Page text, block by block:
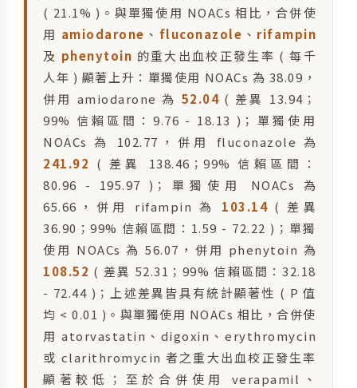
( 21.1% )。與單獨使用 NOACs 相比，合併使
用 amiodarone 、 fluconazole 、 rifampin
及 phenytoin 的重大出血校正發生率 ( 每千
人年 ) 顯著上升：單獨使用 NOACs 為 38.09，
併用 amiodarone 為 52.04 ( 差異 13.94；
99% 信賴區間：9.76 - 18.13 )；單獨使用
NOACs 為 102.77，併用 fluconazole 為
241.92 ( 差異 138.46；99% 信賴區間：
80.96 - 195.97 )；單獨使用 NOACs 為
65.66，併用 rifampin 為 103.14 ( 差異
36.90；99% 信賴區間：1.59 - 72.22 )；單獨
使用 NOACs 為 56.07，併用 phenytoin 為
108.52 ( 差異 52.31；99% 信賴區間：32.18
- 72.44 )；上述差異皆具有統計顯著性 ( P 值
均 < 0.01 )。與單獨使用 NOACs 相比，合併使
用 atorvastatin、digoxin、erythromycin
或 clarithromycin 者之重大出血校正發生率
顯著較低；至於合併使用 verapamil、